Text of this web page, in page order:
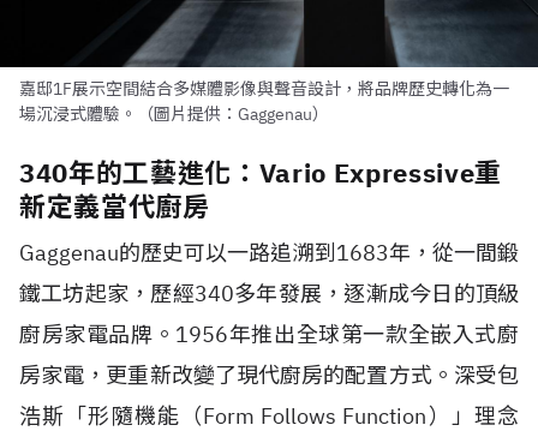
嘉邸1F展示空間結合多媒體影像與聲音設計，將品牌歷史轉化為一
場沉浸式體驗。（圖片提供：Gaggenau）
340年的工藝進化：Vario Expressive重
新定義當代廚房
Gaggenau的歷史可以一路追溯到1683年，從一間鍛
鐵工坊起家，歷經340多年發展，逐漸成今日的頂級
廚房家電品牌。1956年推出全球第一款全嵌入式廚
房家電，更重新改變了現代廚房的配置方式。深受包
浩斯「形隨機能（Form Follows Function）」理念